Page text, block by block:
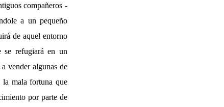
compañeros -
a un pequeño
de aquel entorno
se refugiará en un
vender algunas de
la mala fortuna que
por parte de